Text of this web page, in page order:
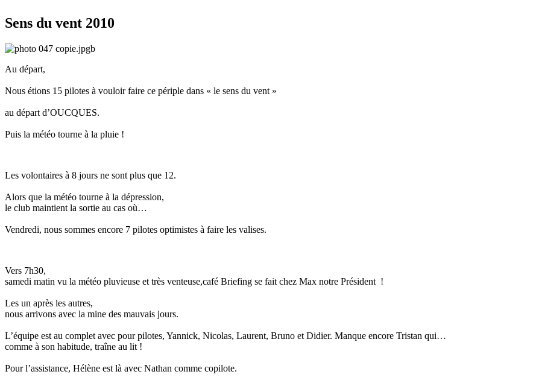
Sens du vent 2010
Au départ,
Nous étions 15 pilotes à vouloir faire ce périple dans « le sens du vent »
au départ d’OUCQUES.
Puis la météo tourne à la pluie !
Les volontaires à 8 jours ne sont plus que 12.
Alors que la météo tourne à la dépression,
le club maintient la sortie au cas où…
Vendredi, nous sommes encore 7 pilotes optimistes à faire les valises.
Vers 7h30,
samedi matin vu la météo pluvieuse et très venteuse,café Briefing se fait chez Max notre Président !
Les un après les autres,
nous arrivons avec la mine des mauvais jours.
L’équipe est au complet avec pour pilotes, Yannick, Nicolas, Laurent, Bruno et Didier. Manque encore Tristan qui…
comme à son habitude, traîne au lit !
Pour l’assistance, Hélène est là avec Nathan comme copilote.